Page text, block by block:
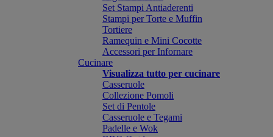
Set Stampi Antiaderenti
Stampi per Torte e Muffin
Tortiere
Ramequin e Mini Cocotte
Accessori per Infornare
Cucinare
Visualizza tutto per cucinare
Casseruole
Collezione Pomoli
Set di Pentole
Casseruole e Tegami
Padelle e Wok